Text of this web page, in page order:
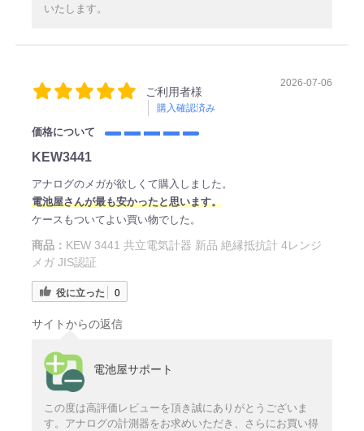
いたします。
ご利用者様
購入確認済み
2026-07-06
価格について
KEW3441
アナログのメガが欲しくて購入しました。
電池屋さんが最も安かったと思います。
ケースもついてよい買い物でした。
商品： KEW 3441 共立電気計器 新品 絶縁抵抗計 4レンジ
メガ JIS認証
役に立った 0
サイトからの返信
電池屋サポート
この度は高評価レビューを頂き誠にありがとうございま
す。アナログの計測器をお求めいただき、さらにお買い得